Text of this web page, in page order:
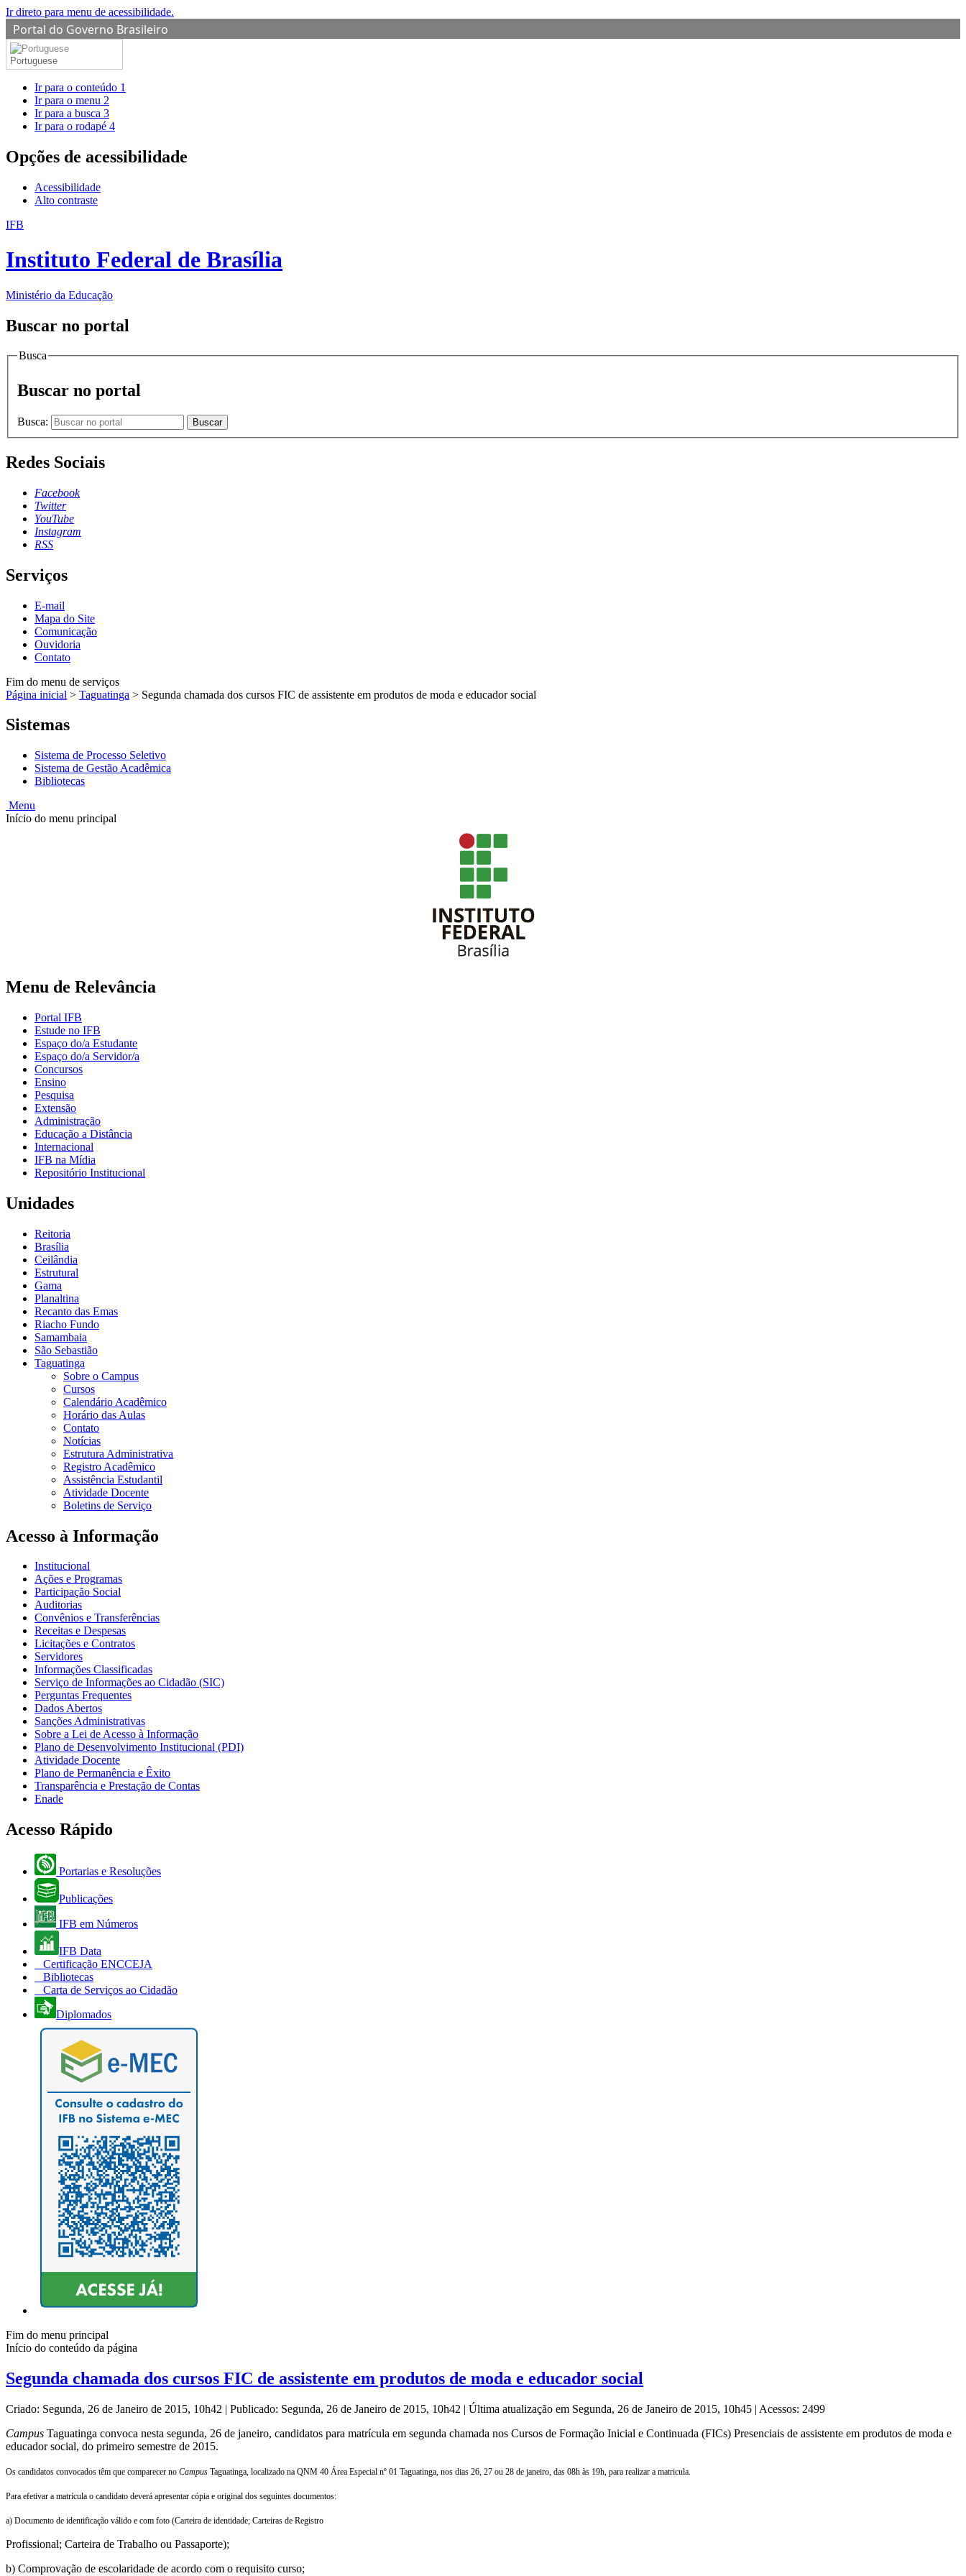
Ir direto para menu de acessibilidade.
Portal do Governo Brasileiro
Portuguese
Ir para o conteúdo 1
Ir para o menu 2
Ir para a busca 3
Ir para o rodapé 4
Opções de acessibilidade
Acessibilidade
Alto contraste
IFB
Instituto Federal de Brasília
Ministério da Educação
Buscar no portal
Busca
Buscar no portal
Busca: Buscar
Redes Sociais
Facebook
Twitter
YouTube
Instagram
RSS
Serviços
E-mail
Mapa do Site
Comunicação
Ouvidoria
Contato
Fim do menu de serviços
Página inicial > Taguatinga > Segunda chamada dos cursos FIC de assistente em produtos de moda e educador social
Sistemas
Sistema de Processo Seletivo
Sistema de Gestão Acadêmica
Bibliotecas
Menu
Início do menu principal
Menu de Relevância
Portal IFB
Estude no IFB
Espaço do/a Estudante
Espaço do/a Servidor/a
Concursos
Ensino
Pesquisa
Extensão
Administração
Educação a Distância
Internacional
IFB na Mídia
Repositório Institucional
Unidades
Reitoria
Brasília
Ceilândia
Estrutural
Gama
Planaltina
Recanto das Emas
Riacho Fundo
Samambaia
São Sebastião
Taguatinga
Sobre o Campus
Cursos
Calendário Acadêmico
Horário das Aulas
Contato
Notícias
Estrutura Administrativa
Registro Acadêmico
Assistência Estudantil
Atividade Docente
Boletins de Serviço
Acesso à Informação
Institucional
Ações e Programas
Participação Social
Auditorias
Convênios e Transferências
Receitas e Despesas
Licitações e Contratos
Servidores
Informações Classificadas
Serviço de Informações ao Cidadão (SIC)
Perguntas Frequentes
Dados Abertos
Sanções Administrativas
Sobre a Lei de Acesso à Informação
Plano de Desenvolvimento Institucional (PDI)
Atividade Docente
Plano de Permanência e Êxito
Transparência e Prestação de Contas
Enade
Acesso Rápido
Portarias e Resoluções
Publicações
IFB em Números
IFB Data
Certificação ENCCEJA
Bibliotecas
Carta de Serviços ao Cidadão
Diplomados
Fim do menu principal
Início do conteúdo da página
Segunda chamada dos cursos FIC de assistente em produtos de moda e educador social
Criado: Segunda, 26 de Janeiro de 2015, 10h42 | Publicado: Segunda, 26 de Janeiro de 2015, 10h42 | Última atualização em Segunda, 26 de Janeiro de 2015, 10h45 | Acessos: 2499
Campus Taguatinga convoca nesta segunda, 26 de janeiro, candidatos para matrícula em segunda chamada nos Cursos de Formação Inicial e Continuada (FICs) Presenciais de assistente em produtos de moda e
educador social, do primeiro semestre de 2015.
Os candidatos convocados têm que comparecer no Campus Taguatinga, localizado na QNM 40 Área Especial nº 01 Taguatinga, nos dias 26, 27 ou 28 de janeiro, das 08h às 19h, para realizar a matricula.
Para efetivar a matrícula o candidato deverá apresentar cópia e original dos seguintes documentos:
a) Documento de identificação válido e com foto (Carteira de identidade; Carteiras de Registro
Profissional; Carteira de Trabalho ou Passaporte);
b) Comprovação de escolaridade de acordo com o requisito curso;